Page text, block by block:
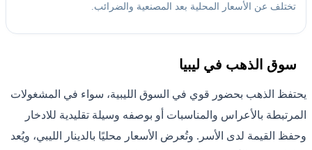
تختلف عن الأسعار المحلية بعد المصنعية والضرائب.
سوق الذهب في ليبيا
يحتفظ الذهب بحضور قوي في السوق الليبية، سواء في المشغولات
المرتبطة بالأعراس والمناسبات أو بوصفه وسيلة تقليدية للادخار
وحفظ القيمة لدى الأسر. وتُعرض الأسعار محليًا بالدينار الليبي، ويُعد